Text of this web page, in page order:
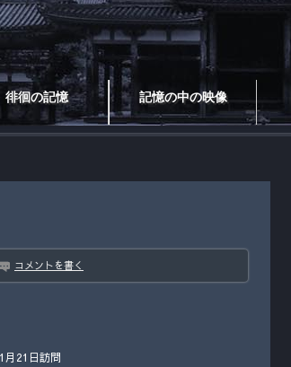
徘徊の記憶 記憶の中の映像
コメントを書く
月21日訪問